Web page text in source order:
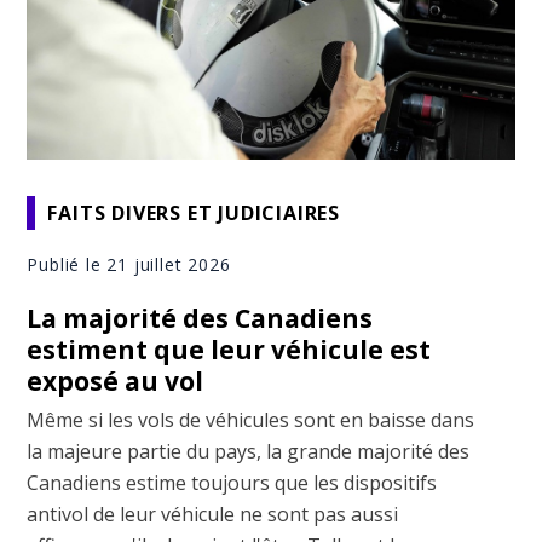
FAITS DIVERS ET JUDICIAIRES
Publié le 21 juillet 2026
La majorité des Canadiens
estiment que leur véhicule est
exposé au vol
Même si les vols de véhicules sont en baisse dans
la majeure partie du pays, la grande majorité des
Canadiens estime toujours que les dispositifs
antivol de leur véhicule ne sont pas aussi